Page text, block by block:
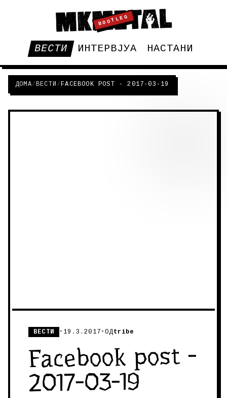
BOOTLEG
ВЕСТИ ИНТЕРВЈУА НАСТАНИ
ДОМА/ВЕСТИ /FACEBOOK POST - 2017-03-19
ВЕСТИ • 19.3.2017 •ОДtribe
Facebook post -
2017-03-19